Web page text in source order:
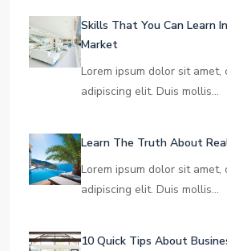
Skills That You Can Learn
Market
Lorem ipsum dolor sit amet,
adipiscing elit. Duis mollis…
Learn The Truth About
Lorem ipsum dolor sit amet,
adipiscing elit. Duis mollis…
10 Quick Tips About